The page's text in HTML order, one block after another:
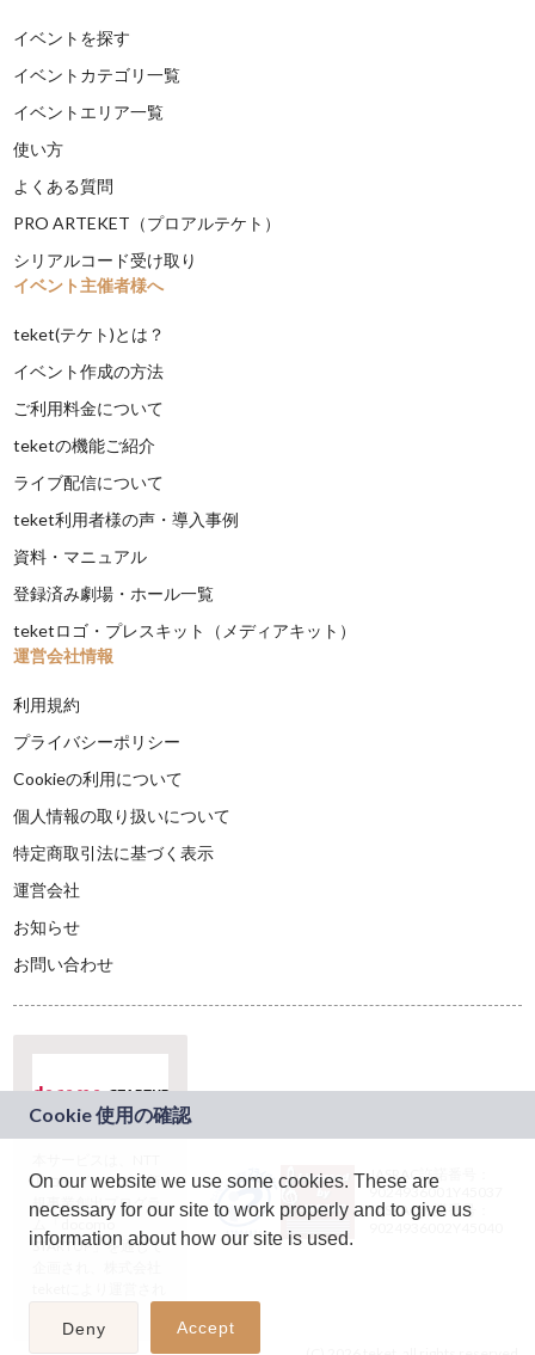
イベントを探す
イベントカテゴリ一覧
イベントエリア一覧
使い方
よくある質問
PRO ARTEKET（プロアルテケト）
シリアルコード受け取り
イベント主催者様へ
teket(テケト)とは？
イベント作成の方法
ご利用料金について
teketの機能ご紹介
ライブ配信について
teket利用者様の声・導入事例
資料・マニュアル
登録済み劇場・ホール一覧
teketロゴ・プレスキット（メディアキット）
運営会社情報
利用規約
プライバシーポリシー
Cookieの利用について
個人情報の取り扱いについて
特定商取引法に基づく表示
運営会社
お知らせ
お問い合わせ
ドコモグループの新
規事業創出プログラ
ム「docomo
STARTUP」を通じて
JASRAC許諾番号：
9024936001Y45037
JASRAC許諾番号：
On our website we use some cookies. These are
necessary for our site to work properly and to give us
information about how our site is used.
Deny Accept